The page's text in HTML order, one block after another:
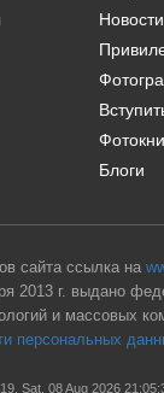
Блоги
сайта ссылка на
2013 г. выдано
и массовых
персональных
Sat, 08 Aug 2026